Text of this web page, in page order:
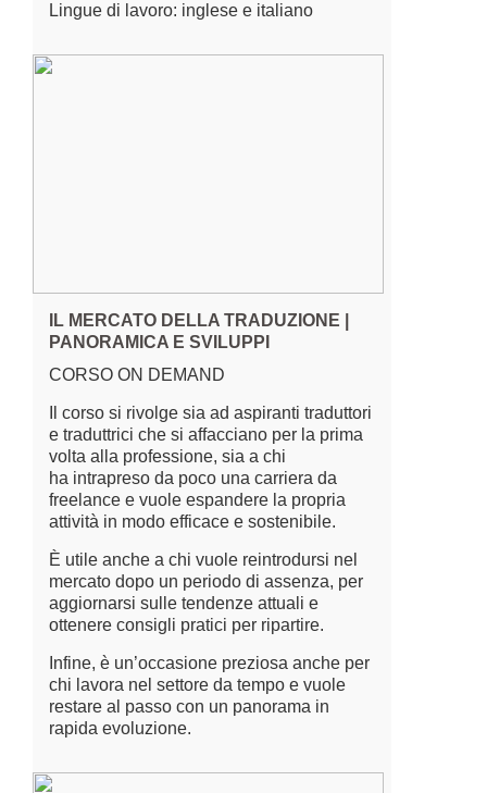
Lingue di lavoro: inglese e italiano
IL MERCATO DELLA TRADUZIONE |
PANORAMICA E SVILUPPI
CORSO ON DEMAND
Il corso si rivolge sia ad aspiranti traduttori
e traduttrici che si affacciano per la prima
volta alla professione, sia a chi
ha intrapreso da poco una carriera da
freelance e vuole espandere la propria
attività in modo efficace e sostenibile.
È utile anche a chi vuole reintrodursi nel
mercato dopo un periodo di assenza, per
aggiornarsi sulle tendenze attuali e
ottenere consigli pratici per ripartire.
Infine, è un’occasione preziosa anche per
chi lavora nel settore da tempo e vuole
restare al passo con un panorama in
rapida evoluzione.